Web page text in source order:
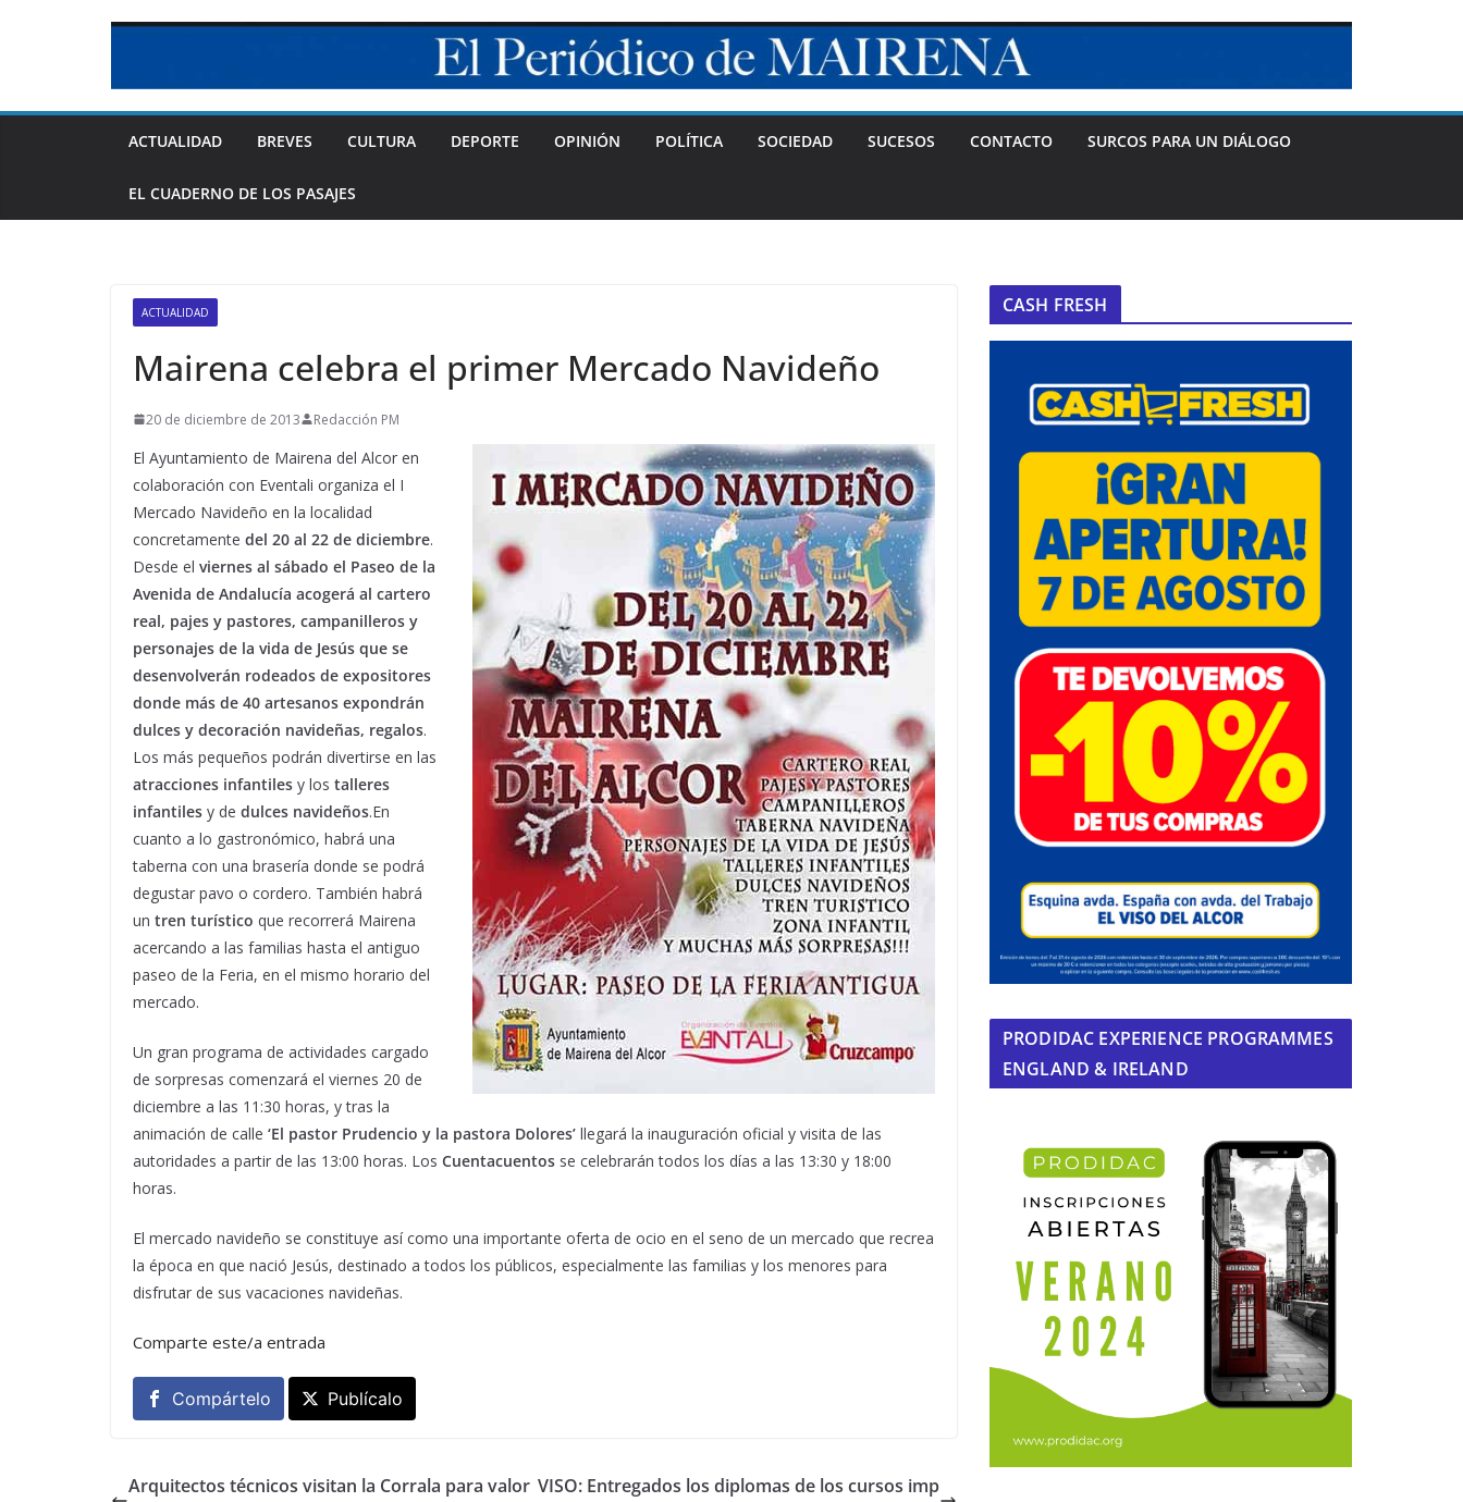
ACTUALIDAD BREVES CULTURA DEPORTE OPINIÓN POLÍTICA SOCIEDAD SUCESOS CONTACTO SURCOS PARA UN DIÁLOGO
EL CUADERNO DE LOS PASAJES
ACTUALIDAD
Mairena celebra el primer Mercado Navideño
20 de diciembre de 2013 Redacción PM
El Ayuntamiento de Mairena del Alcor en
colaboración con Eventali organiza el I
Mercado Navideño en la localidad
concretamente del 20 al 22 de diciembre.
Desde el viernes al sábado el Paseo de la
Avenida de Andalucía acogerá al cartero
real, pajes y pastores, campanilleros y
personajes de la vida de Jesús que se
desenvolverán rodeados de expositores
donde más de 40 artesanos expondrán
dulces y decoración navideñas, regalos.
Los más pequeños podrán divertirse en las
atracciones infantiles y los talleres
infantiles y de dulces navideños.En
cuanto a lo gastronómico, habrá una
taberna con una brasería donde se podrá
degustar pavo o cordero. También habrá
un tren turístico que recorrerá Mairena
acercando a las familias hasta el antiguo
paseo de la Feria, en el mismo horario del
mercado.
Un gran programa de actividades cargado
de sorpresas comenzará el viernes 20 de
diciembre a las 11:30 horas, y tras la
animación de calle ‘El pastor Prudencio y la pastora Dolores’ llegará la inauguración oficial y visita de las
autoridades a partir de las 13:00 horas. Los Cuentacuentos se celebrarán todos los días a las 13:30 y 18:00
horas.
El mercado navideño se constituye así como una importante oferta de ocio en el seno de un mercado que recrea
la época en que nació Jesús, destinado a todos los públicos, especialmente las familias y los menores para
disfrutar de sus vacaciones navideñas.
Comparte este/a entrada
Compártelo Publícalo
Arquitectos técnicos visitan la Corrala para valor VISO: Entregados los diplomas de los cursos imp
CASH FRESH
PRODIDAC EXPERIENCE PROGRAMMES
ENGLAND & IRELAND